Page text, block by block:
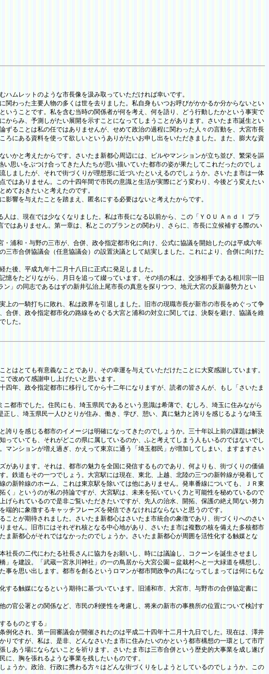
ムレットのような市長像を汲み取っていただければ幸いです。
わった主要人物の多くは世を去りました。私自身もいつお呼びがかかるか分からないとい
うことです。私を含む当時の関係者が何を考え、何を語り、どう行動したかという事実で
らみ、予測しがたい展開を示すことになってしまうことがあります。さいたま市誕生とい
ることは私の任ではありませんが、せめて政治の過程に関わった人々の言動を、大宮市長
にある資料を使って欲しいというありがたいお申し出をいただきました。また、膨大な資
かと考えたからです。さいたま新都心周辺には、ビルやマンションが立ち並び、繁栄を謳
思いをぶつけ合ってきた人たちが思い描いていた都市の姿が果たしてこれだったのでしょ
ましたが、それで街づくりが理想形に近づいたといえるのでしょうか。さいたま市は一体
はありません。この十四年間で市民の意識と生活が実際にどう変わり、今後どう変えたい
ておきたいと考えたのです。
響を与えたことを踏まえ、匿名にする必要はないと考えたからです。
は、現在では少なくなりました。私は市長になる以前から、この「ＹＯＵ Ａｎｄ Ｉ プラ
はありません。第一章は、私とこのプランとの関わり、さらに、市長に立候補する際のい
浦和・与野の三市が、合併、政令指定都市化に向け、公式に協議を開始したのは平成六年
市合併協議会（任意協議会）の設置決議として結実しました。これにより、合併に向けた
後、平成九年十二月十八日に正式に発足しました。
をたどりながら、月日を追って綴っています。その頃の私は、交渉相手である相川宗一旧
」の同志であるはずの新井弘治上尾市長の真意を探りつつ、地元大宮の反新藤勢力とい
の一騎打ちに敗れ、私は政界を引退しました。旧市の現職市長が新市の市長をめぐって争
併、政令指定都市化の路線をめぐる大宮と浦和の対立に関しては、決裂を避け、協議を維
した。
はとても有意義なことであり、その幸運を与えていただけたことに大変感謝しています。
改めて感謝申し上げたいと思います。
年、政令指定都市に移行してから十二年になりますが、読者の皆さんが、もし「さいたま
都市でした。住民にも、埼玉県民であるという意識は希薄で、むしろ、埼玉に住みながら
し、埼玉県民一人ひとりが住み、働き、学び、憩い、真に魅力と誇りを感じるような埼玉
りを感じる都市のイメージは明確になってきたのでしょうか。三十年以上前の課題は解決
ていても、それがどこの県に属しているのか、ふと考えてしまう人もいるのではないでし
ンションが増え過ぎ、かえって東京に通う「埼玉都民」が増加してしまい、ますますさい
あります。それは、都市の魅力を全国に発信するものであり、何よりも、街づくりの価値
鉄道もその一つでしょう。大宮駅には現在、東北、上越、北陸の三つの新幹線が発着して
新幹線のホーム、これは東京駅を除いては他にありません。発車番線についても、ＪＲ東
」というのが私の持論ですが、大宮駅は、未来を拓いていく力と可能性を秘めているので
られているので是非ご覧いただきたいですが、先人の治水、開拓、保護の絶え間ない努力
的に象徴するキャッチフレーズを発信できなければならないと思うのです。
とが期待されました。さいたま新都心はさいたま市統合の象徴であり、街づくりへのさい
せん。旧市にはそれぞれ核となる中心地があり、さいたま市は複数の核を備えた多核都市
新都心がそれではなかったのでしょうか。さいたま新都心が周囲を活性化する触媒とな
長の二代にわたる社長さんに協力をお願いし、時には議論し、コクーンを誕生させまし
を建設。「武蔵一宮氷川神社」の一の鳥居から大宮公園～盆栽村へと一大緑道を構想し、
を思い出します。都市を創るというロマンが都市間政争の具になってしまっては何にもな
る触媒になるという期待に基づいています。旧浦和市、大宮市、与野市の合併協定書に
官公署との関係など、市民の利便性を考慮し、将来の新市の事務所の位置について検討す
るものとする」
化され、第一回審議会が開催されたのは平成二十四年十二月十九日でした。現在は、澤井
ですが、私は、是非、どんなさいたま市に住みたいのかという都市構想の一環として市庁
あう場にならないことを祈ります。さいたま市は三市合併という歴史的大事業を成し遂げ
、胸を張れるような事業を残したいものです。
うか。政治、行政に携わる方々はどんな街づくりをしようとしているのでしょうか。この